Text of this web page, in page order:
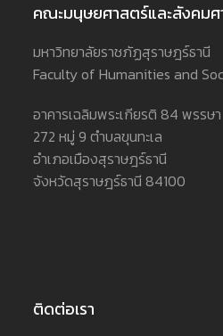
คณะมนุษยศาสตร์และสังคม
มหาวิทยาลัยราชภัฏสุราษฎร์ธานี
Faculty of Humanities and
อาคารเฉลิมพระเกียรติ 84 พรรษา
272 หมู่ 9 ตำบลขุนทะเล
อำเภอเมืองสุราษฎร์ธานี
จังหวัดสุราษฎร์ธานี 84100
ติดต่อเรา